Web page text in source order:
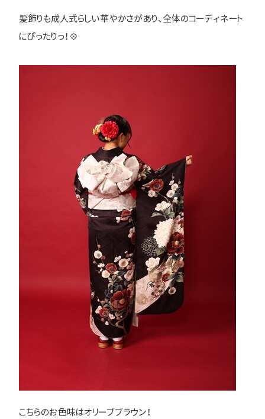
髪飾りも成人式らしい華やかさがあり、全体のコーディネート
にぴったりっ！💠
こちらのお色味はオリーブブラウン！